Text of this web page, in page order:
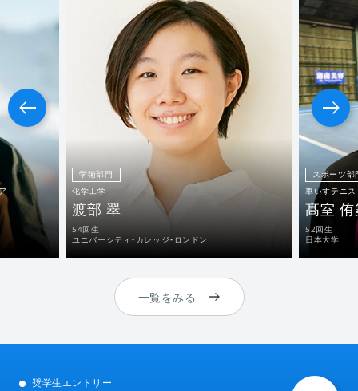
学術部門
化学工学
渡部 翠
54回生
ユニバーシティ・カレッジ・ロンドン
スポーツ部
車いすテニス
髙室 侑
52回生
日本大学
一覧をみる
奨学生エントリー